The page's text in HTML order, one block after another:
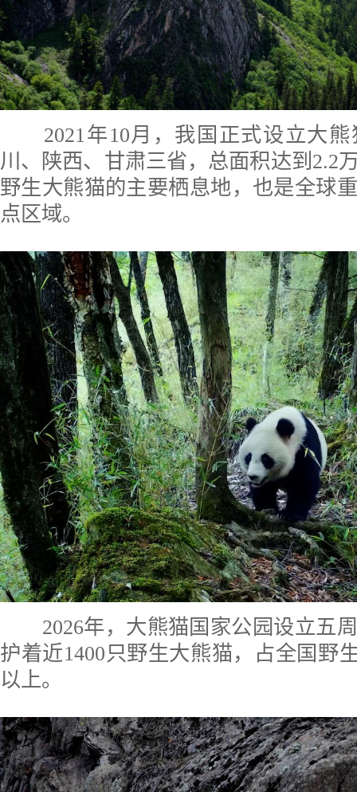
2021年10月，我国正式设立大
川、陕西、甘肃三省，总面积达到2.2
野生大熊猫的主要栖息地，也是全球
点区域。
2026年，大熊猫国家公园设立五
护着近1400只野生大熊猫，占全国野
以上。